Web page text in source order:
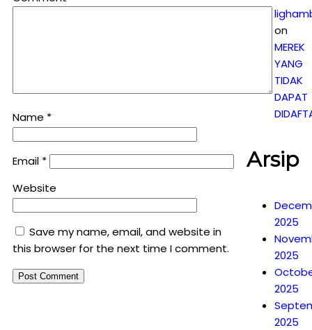
Name *
Email *
Website
Save my name, email, and website in
this browser for the next time I comment.
on
MEREK
YANG
TIDAK
DAPAT
Arsip
2025
2025
2025
2025